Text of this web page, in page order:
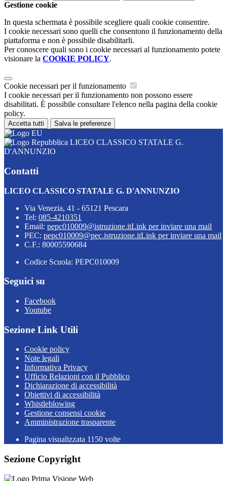
Gestione cookie
In questa schermata è possibile scegliere quali cookie consentire.
I cookie necessari sono quelli che consentono il funzionamento della
piattaforma e non è possibile disabilitarli.
Per conoscere quali sono i cookie necessari al funzionamento potete
visionare la COOKIE POLICY.
Cookie necessari per il funzionamento
I cookie necessari per il funzionamento non possono essere
disabilitati. È possibile consultare l'elenco nella pagina della cookie
policy.
Accetta tutti Salva le preferenze
LICEO CLASSICO STATALE G.
D'ANNUNZIO
Contatti
LICEO CLASSICO STATALE G. D'ANNUNZIO
Via Venezia, 41 - 65121 Pescara
Tel: 085-4210351
Email: pepc010009@istruzione.itLink per inviare una mail
PEC: pepc010009@pec.istruzione.itLink per inviare una mail
C.F.: 80005590684
Codice Scuola: PEPC010009
Seguici su
Facebook
Youtube
Sezione Link Utili
Cookie policy
Note legali
Informativa Privacy
Ufficio Relazioni con il Pubblico
Dichiarazione di accessibilità
Obiettivi di accessibilità
Whistleblowing
Gestione consensi cookie
Amministrazione trasparente
Pagina visualizzata 1150 volte
Sezione Copyright